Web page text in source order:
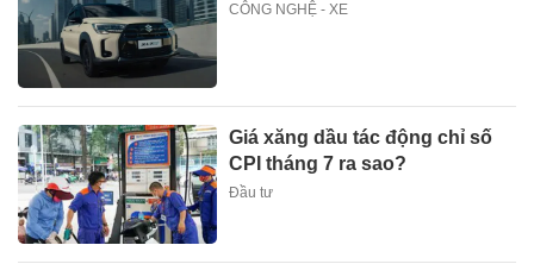
CÔNG NGHỆ - XE
Giá xăng dầu tác động chỉ số
CPI tháng 7 ra sao?
Đầu tư